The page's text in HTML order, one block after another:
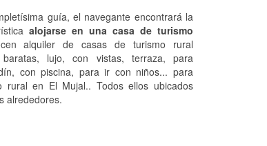
guía, el navegante encontrará la
alojarse en una casa de turismo
alquiler de casas de turismo rural
baratas, lujo, con vistas, terraza, para
con piscina, para ir con niños... para
rural en El Mujal.. Todos ellos ubicados
alrededores.